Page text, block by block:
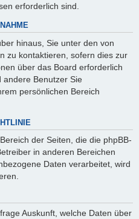
erforderlich sind.
hinaus, Sie unter den von
zu kontaktieren, sofern dies zur
über das Board erforderlich
andere Benutzer Sie
persönlichen Bereich
der Seiten, die die phpBB-
in anderen Bereichen
Daten verarbeitet, wird
Auskunft, welche Daten über